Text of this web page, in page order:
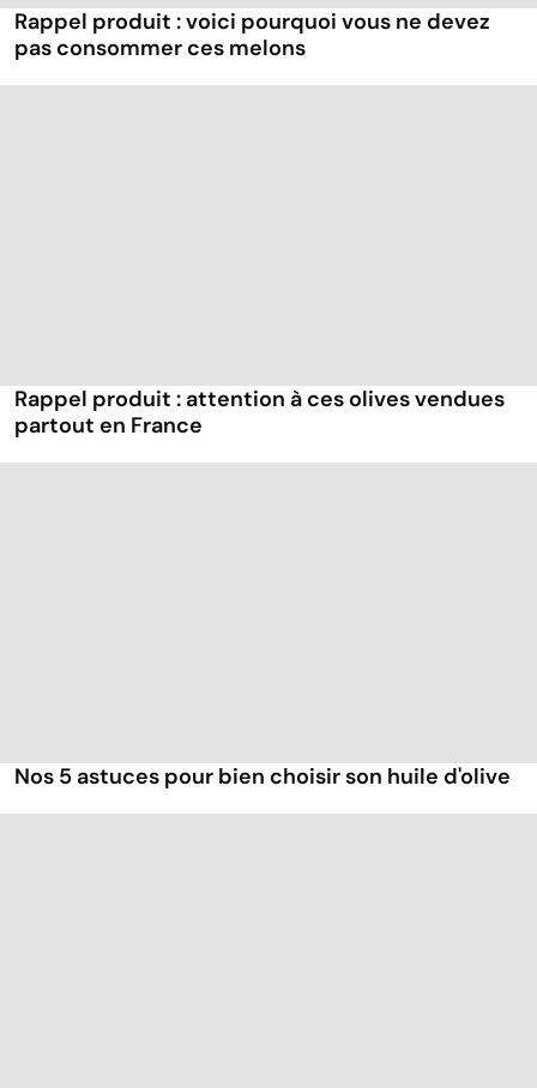
Rappel produit : voici pourquoi vous ne devez
pas consommer ces melons
Rappel produit : attention à ces olives vendues
partout en France
Nos 5 astuces pour bien choisir son huile d'olive